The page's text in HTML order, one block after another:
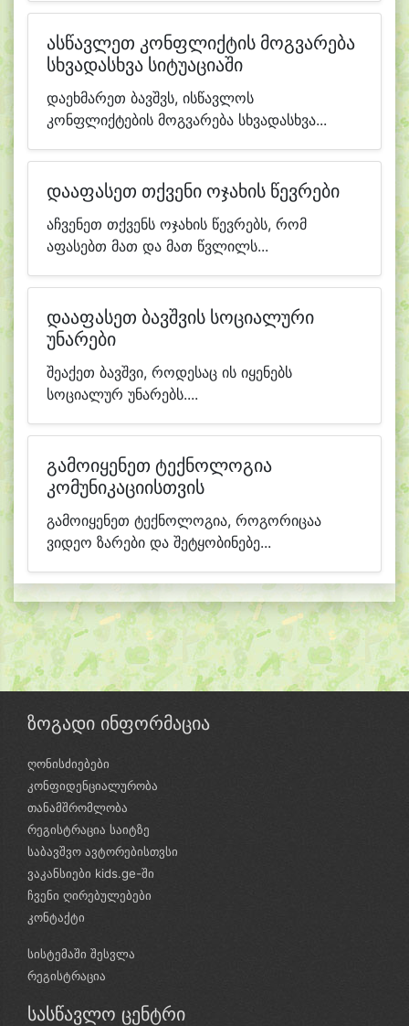
ასწავლეთ კონფლიქტის მოგვარება
სხვადასხვა სიტუაციაში
დაეხმარეთ ბავშვს, ისწავლოს
კონფლიქტების მოგვარება სხვადასხვა...
დააფასეთ თქვენი ოჯახის წევრები
აჩვენეთ თქვენს ოჯახის წევრებს, რომ
აფასებთ მათ და მათ წვლილს...
დააფასეთ ბავშვის სოციალური
უნარები
შეაქეთ ბავშვი, როდესაც ის იყენებს
სოციალურ უნარებს....
გამოიყენეთ ტექნოლოგია
კომუნიკაციისთვის
გამოიყენეთ ტექნოლოგია, როგორიცაა
ვიდეო ზარები და შეტყობინებე...
ზოგადი ინფორმაცია
ღონისძიებები
კონფიდენციალურობა
თანამშრომლობა
რეგისტრაცია საიტზე
საბავშვო ავტორებისთვსი
ვაკანსიები kids.ge-ში
ჩვენი ღირებულებები
კონტაქტი
სისტემაში შესვლა
რეგისტრაცია
სასწავლო ცენტრი